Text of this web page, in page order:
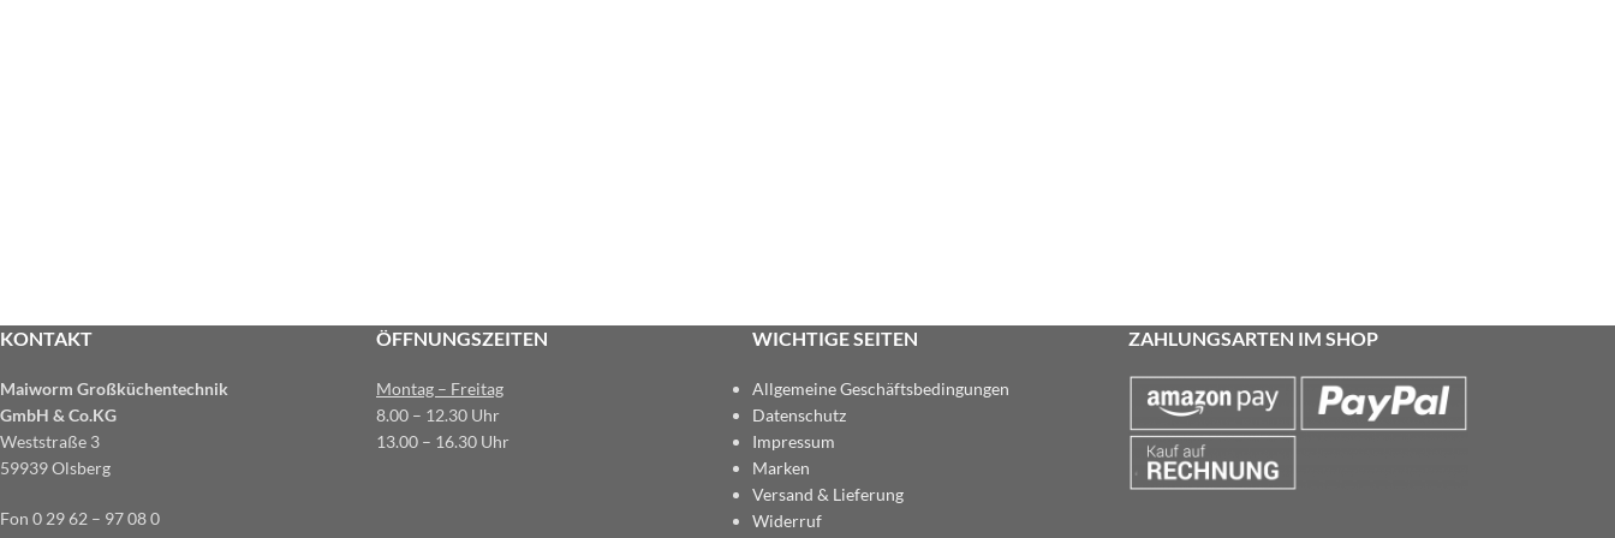
KONTAKT
Maiworm Großküchentechnik
GmbH & Co.KG
Weststraße 3
59939 Olsberg
Fon 0 29 62 – 97 08 0
ÖFFNUNGSZEITEN
Montag – Freitag
8.00 – 12.30 Uhr
13.00 – 16.30 Uhr
WICHTIGE SEITEN
Allgemeine Geschäftsbedingungen
Datenschutz
Impressum
Marken
Versand & Lieferung
Widerruf
ZAHLUNGSARTEN IM SHOP